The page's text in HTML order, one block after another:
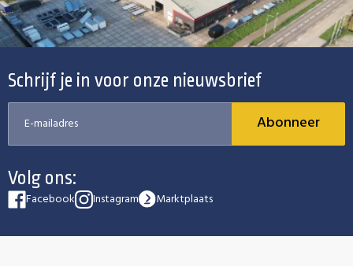
Schrijf je in voor onze nieuwsbrief
Abonneer
Volg ons:
Facebook Instagram Marktplaats